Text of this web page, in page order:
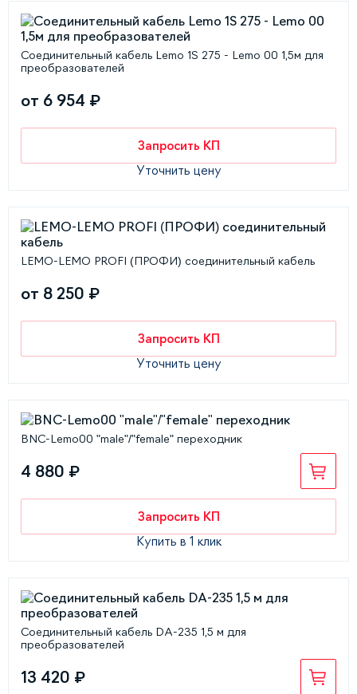
Соединительный кабель Lemo 1S 275 - Lemo 00 1,5м для
преобразователей
от 6 954 ₽
Запросить КП
Уточнить цену
LEMO-LEMO PROFI (ПРОФИ) соединительный кабель
от 8 250 ₽
Запросить КП
Уточнить цену
BNC-Lemo00 "male"/"female" переходник
4 880 ₽
Запросить КП
Купить в 1 клик
Соединительный кабель DA-235 1,5 м для
преобразователей
13 420 ₽